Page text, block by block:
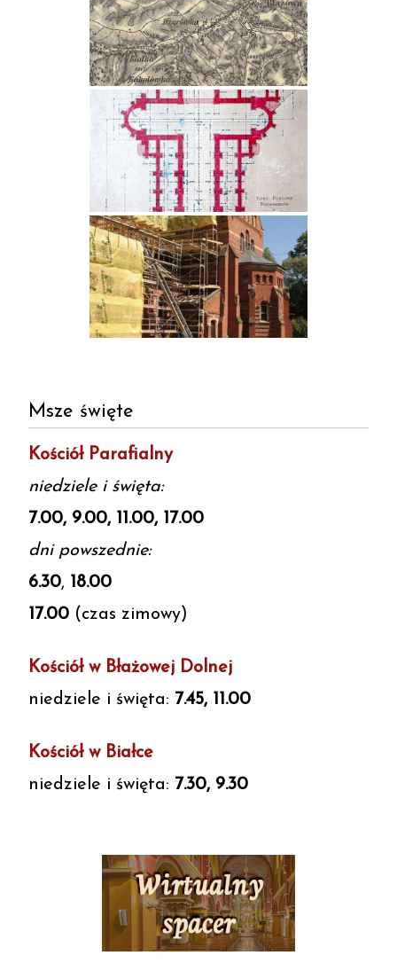
Msze święte
Kościół Parafialny
niedziele i święta:
7.00, 9.00, 11.00, 17.00
dni powszednie:
6.30, 18.00
17.00 (czas zimowy)
Kościół w Błażowej Dolnej
niedziele i święta: 7.45, 11.00
Kościół w Białce
niedziele i święta: 7.30, 9.30